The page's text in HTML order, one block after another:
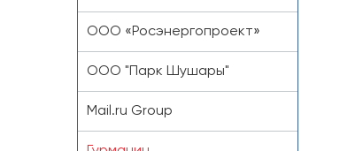
ООО «Росэнергопроект»
ООО "Парк Шушары"
Mail.ru Group